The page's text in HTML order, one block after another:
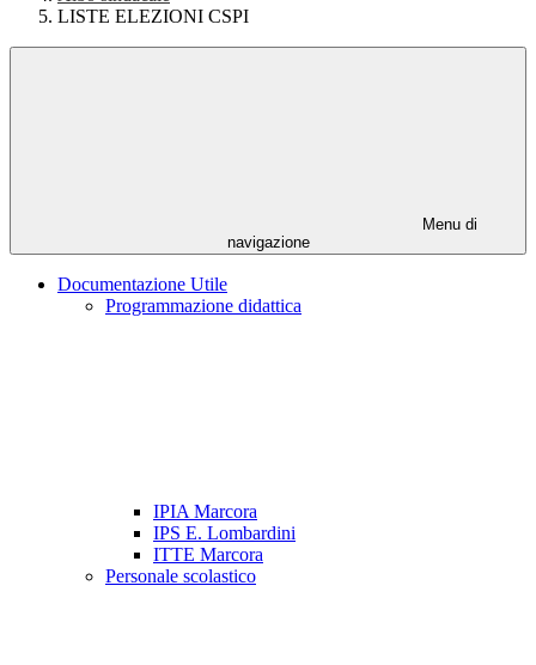
LISTE ELEZIONI CSPI
Menu di
navigazione
Documentazione Utile
Programmazione didattica
IPIA Marcora
IPS E. Lombardini
ITTE Marcora
Personale scolastico